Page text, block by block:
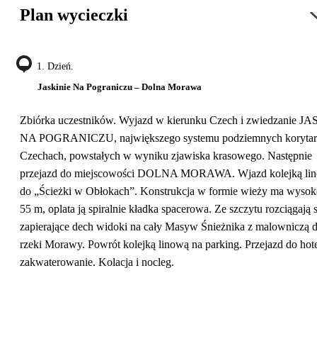
Plan wycieczki
1. Dzień.
Jaskinie Na Pograniczu – Dolna Morawa
Zbiórka uczestników. Wyjazd w kierunku Czech i zwiedzanie
NA POGRANICZU, największego systemu podziemnych
Czechach, powstałych w wyniku zjawiska krasowego. Następnie
przejazd do miejscowości DOLNA MORAWA. Wjazd kolejką
do „Ścieżki w Obłokach”. Konstrukcja w formie wieży ma
55 m, oplata ją spiralnie kładka spacerowa. Ze szczytu rozciągają
zapierające dech widoki na cały Masyw Śnieżnika z malowniczą
rzeki Morawy. Powrót kolejką linową na parking. Przejazd do
zakwaterowanie. Kolacja i nocleg.